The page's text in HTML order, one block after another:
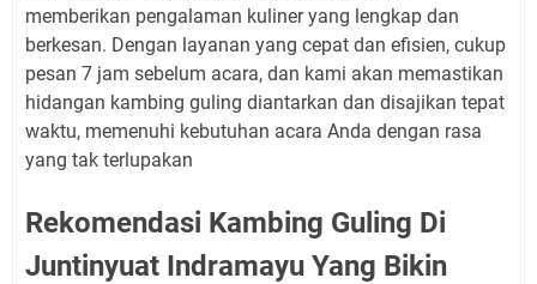
memberikan pengalaman kuliner yang lengkap dan
berkesan. Dengan layanan yang cepat dan efisien, cukup
pesan 7 jam sebelum acara, dan kami akan memastikan
hidangan kambing guling diantarkan dan disajikan tepat
waktu, memenuhi kebutuhan acara Anda dengan rasa
yang tak terlupakan
Rekomendasi Kambing Guling Di
Juntinyuat Indramayu Yang Bikin